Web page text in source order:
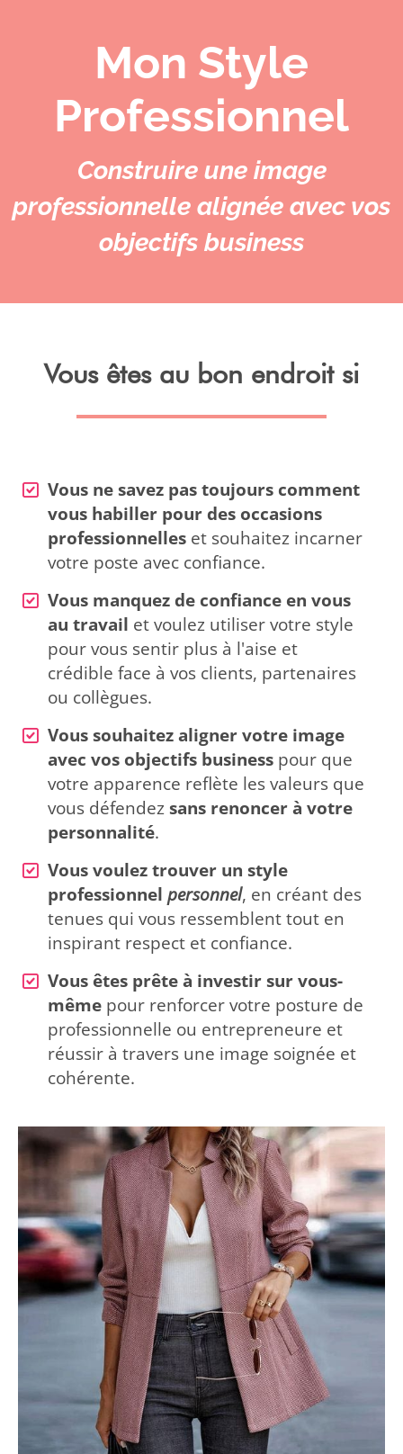
Mon Style
Professionnel
Construire une image
professionnelle alignée avec vos
objectifs business
Vous êtes au bon endroit si
Vous ne savez pas toujours comment
vous habiller pour des occasions
professionnelles et souhaitez incarner
votre poste avec confiance.
Vous manquez de confiance en vous
au travail et voulez utiliser votre style
pour vous sentir plus à l'aise et
crédible face à vos clients, partenaires
ou collègues.
Vous souhaitez aligner votre image
avec vos objectifs business pour que
votre apparence reflète les valeurs que
vous défendez sans renoncer à votre
personnalité.
Vous voulez trouver un style
professionnel personnel, en créant des
tenues qui vous ressemblent tout en
inspirant respect et confiance.
Vous êtes prête à investir sur vous-
même pour renforcer votre posture de
professionnelle ou entrepreneure et
réussir à travers une image soignée et
cohérente.